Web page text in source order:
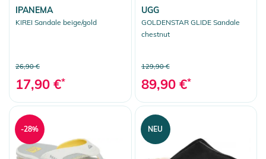
IPANEMA
KIREI Sandale beige/gold
26,90 €
17,90 €*
UGG
GOLDENSTAR GLIDE Sandale
chestnut
129,90 €
89,90 €*
-28% NEU